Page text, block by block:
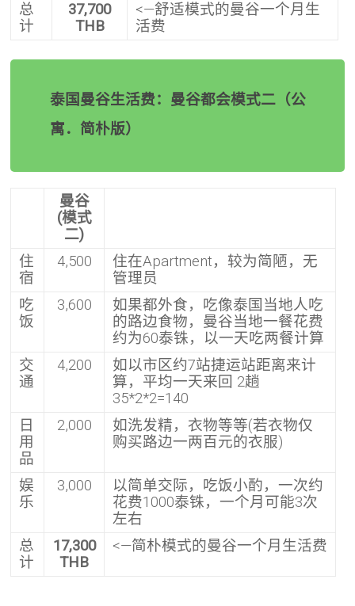
总
计
37,700
THB
<—舒适模式的曼谷一个月生
活费
泰国曼谷生活费：曼谷都会模式二（公
寓．简朴版）
曼谷
(模式
二)
住
宿
4,500
住在Apartment，较为简陋，无
管理员
吃
饭
3,600
如果都外食，吃像泰国当地人吃
的路边食物，曼谷当地一餐花费
约为60泰铢，以一天吃两餐计算
交
通
4,200
如以市区约7站捷运站距离来计
算，平均一天来回 2趟
35*2*2=140
日
用
品
2,000
如洗发精，衣物等等(若衣物仅
购买路边一两百元的衣服)
娱
乐
3,000
以简单交际，吃饭小酌，一次约
花费1000泰铢，一个月可能3次
左右
总
计
17,300
THB
<—简朴模式的曼谷一个月生活费